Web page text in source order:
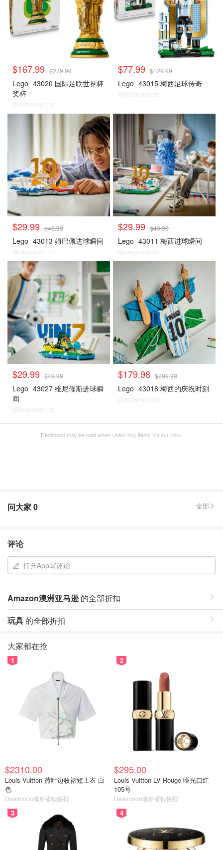
$167.99 $279.99
Lego 43020 国际足联世界杯
奖杯
@dealmoon.nz
$77.99 $129.99
Lego 43015 梅西足球传奇
@dealmoon.nz
$29.99 $49.99
Lego 43013 姆巴佩进球瞬间
@dealmoon.nz
$29.99 $49.99
Lego 43011 梅西进球瞬间
@dealmoon.nz
$29.99 $49.99
Lego 43027 维尼修斯进球瞬
间
@dealmoon.nz
$179.98 $299.99
Lego 43018 梅西的庆祝时刻
@dealmoon.nz
Dealmoon may be paid when users buy items via our links.
问大家0 全部
评论
打开App写评论
Amazon澳洲亚马逊的全部折扣
玩具 的全部折扣
大家都在抢
1
$2310.00
Louis Vuitton 荷叶边收褶短上衣 白
色
Dealmoon澳新省钱快报
2
$295.00
Louis Vuitton LV Rouge 哑光口红
105号
Dealmoon澳新省钱快报
3 4